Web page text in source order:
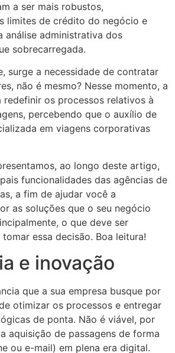
a ser mais robustos,
limites de crédito do negócio e
análise administrativa dos
sobrecarregada.
surge a necessidade de contratar
não é mesmo? Nesse momento, a
redefinir os processos relativos à
percebendo que o auxílio de
em viagens corporativas
ao longo deste artigo,
funcionalidades das agências de
a fim de ajudar você a
as soluções que o seu negócio
o que deve ser
essa decisão. Boa leitura!
e inovação
que a sua empresa busque por
otimizar os processos e entregar
de ponta. Não é viável, por
aquisição de passagens de forma
ou e-mail) em plena era digital.